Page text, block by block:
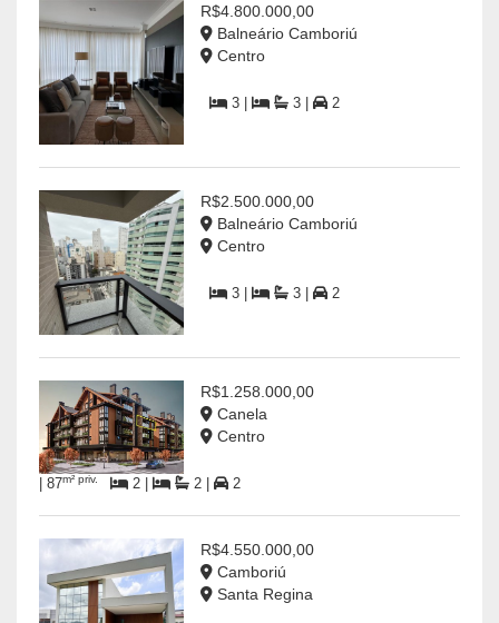
R$4.800.000,00
Balneário Camboriú
Centro
3 | 3 | 2
R$2.500.000,00
Balneário Camboriú
Centro
3 | 3 | 2
R$1.258.000,00
Canela
Centro
| 87m² priv. 2 | 2 | 2
R$4.550.000,00
Camboriú
Santa Regina